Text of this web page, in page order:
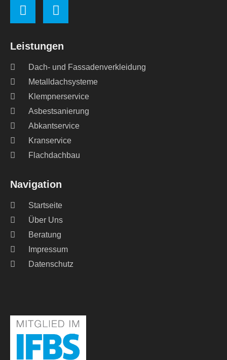
Navigation
Startseite
Über Uns
Beratung
Impressum
Datenschutz
Leistungen
Dach- und Fassadenverkleidung
Metalldachsysteme
Klempnerservice
Asbestsanierung
Abkantservice
Kranservice
Flachdachbau